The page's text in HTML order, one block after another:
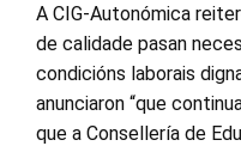
A CIG-Autonómica
de calidade pasan
condicións laborais
anunciaron “que
que a Consellería de